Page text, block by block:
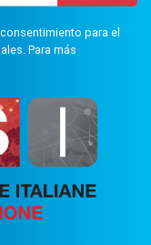
para el
Para más